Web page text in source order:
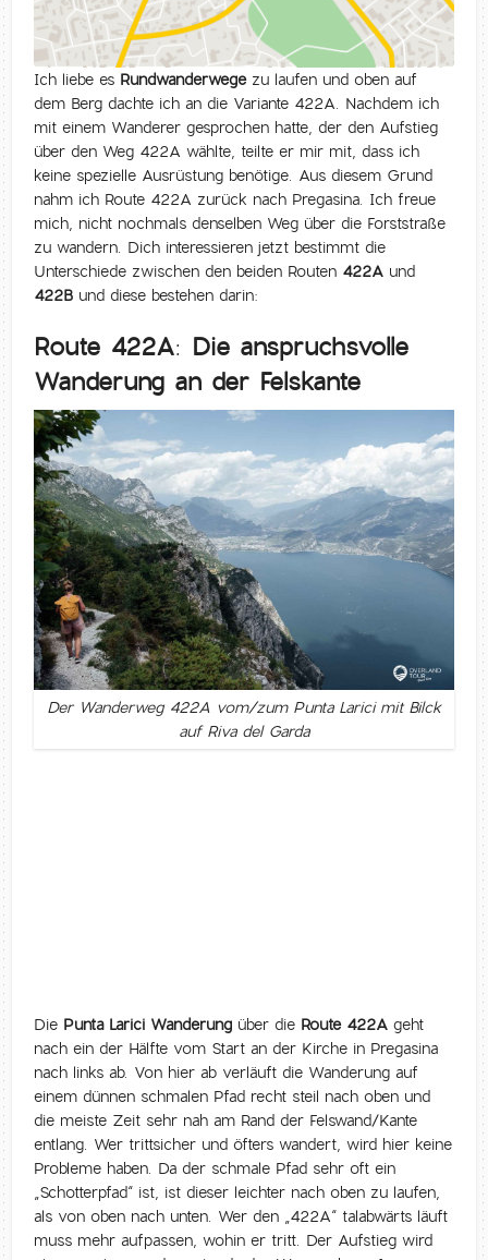
Ich liebe es Rundwanderwegezu laufen und oben auf
dem Berg dachte ich an die Variante 422A. Nachdem ich
mit einem Wanderer gesprochen hatte, der den Aufstieg
über den Weg 422A wählte, teilte er mir mit, dass ich
keine spezielle Ausrüstung benötige. Aus diesem Grund
nahm ich Route 422A zurück nach Pregasina. Ich freue
mich, nicht nochmals denselben Weg über die Forststraße
zu wandern. Dich interessieren jetzt bestimmt die
Unterschiede zwischen den beiden Routen 422A und
422B und diese bestehen darin:
Route 422A: Die anspruchsvolle
Wanderung an der Felskante
Der Wanderweg 422A vom/zum Punta Larici mit Bilck
auf Riva del Garda
Die Punta Larici Wanderung über die Route 422A geht
nach ein der Hälfte vom Start an der Kirche in Pregasina
nach links ab. Von hier ab verläuft die Wanderung auf
einem dünnen schmalen Pfad recht steil nach oben und
die meiste Zeit sehr nah am Rand der Felswand/Kante
entlang. Wer trittsicher und öfters wandert, wird hier keine
Probleme haben. Da der schmale Pfad sehr oft ein
„Schotterpfad“ ist, ist dieser leichter nach oben zu laufen,
als von oben nach unten. Wer den „422A“ talabwärts läuft
muss mehr aufpassen, wohin er tritt. Der Aufstieg wird